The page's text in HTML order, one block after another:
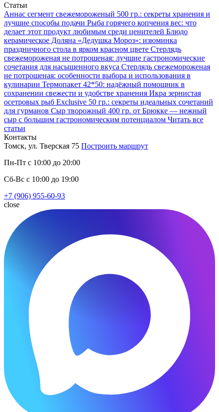
Статьи
Аннаc сегмент свежемороженый 500 гр.: секреты хранения и
лучшие способы подачи Рыба горячего копчения вес: что
делает этот продукт любимым среди ценителей Блюдо
керамическое Доляна «Дедушка Мороз»: изюминка
праздничного стола в ярком красном цвете Стерлядь
свежемороженая не потрошеная: лучшие гастрономические
сочетания для насыщенного вкуса Стерлядь свежемороженая
не потрошеная: особенности выбора и использования в
кулинарии Термопакет 42*50: надёжный помощник в
сохранении свежести и удобстве хранения Икра зернистая
осетровых рыб Exclusive 50 гр.: секреты идеальных сочетаний
для гурманов Сыр творожный 400 гр. от Брюкке — нежный
сыр с большим гастрономическим потенциалом Читать все
статьи
Контакты
Томск, ул. Тверская 75 Построить маршрут
Пн-Пт с 10:00 до 20:00
Сб-Вс с 10:00 до 19:00
+7 (906) 955-60-93
close